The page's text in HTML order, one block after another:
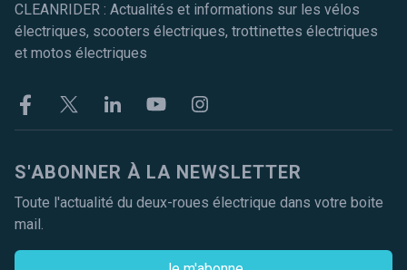
CLEANRIDER : Actualités et informations sur les vélos
électriques, scooters électriques, trottinettes électriques
et motos électriques
FacebookTwitter LinkekinYoutubeInstagram
S'ABONNER À LA NEWSLETTER
Toute l'actualité du deux-roues électrique dans votre boite
mail.